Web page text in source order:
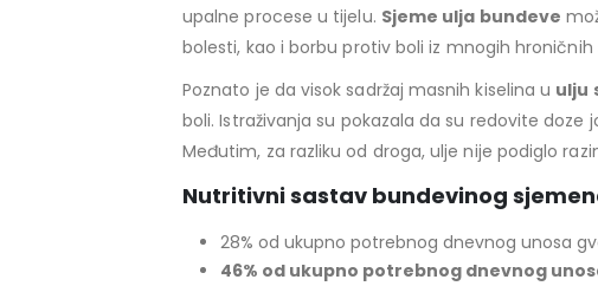
upalne procese u tijelu. Sjeme ulja bundeve
bolesti, kao i borbu protiv boli iz mnogih hroničnih
Poznato je da visok sadržaj masnih kiselina u ulju
boli. Istraživanja su pokazala da su redovite
Međutim, za razliku od droga, ulje nije podiglo
Nutritivni sastav bundevinog
28% od ukupno potrebnog dnevnog unosa
46% od ukupno potrebnog dnevnog